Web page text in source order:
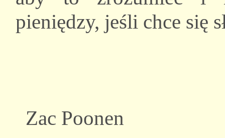
pieniędzy, jeśli chce się
Zac Poonen